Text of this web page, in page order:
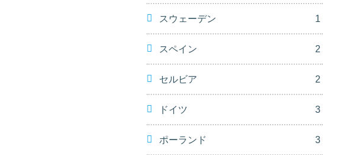
スウェーデン 1
スペイン 2
セルビア 2
ドイツ 3
ポーランド 3